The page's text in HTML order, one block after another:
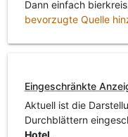
Dann einfach
bevorzugte Quelle
Eingeschränkte
Aktuell ist die
Durchblättern